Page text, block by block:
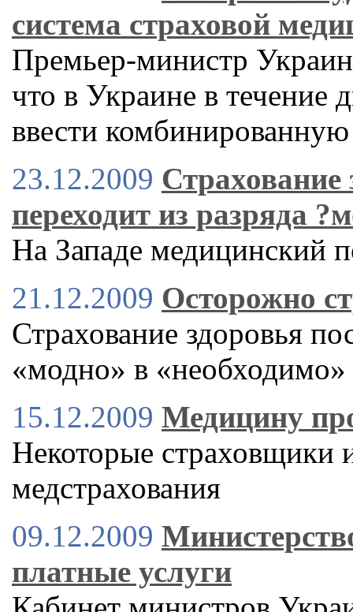
система страховой
Премьер-министр
что в Украине в течение
ввести
23.12.2009 Страхование
переходит из разряда
На Западе медицинский
21.12.2009 Осторожно
Страхование здоровья
«модно» в «необходимо»
15.12.2009 Медицину
Некоторые страховщики
медстрахования
09.12.2009
платные услуги